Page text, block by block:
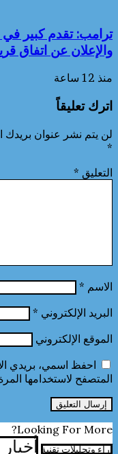
ترامب: تقدم كبير
والإعلان عن اتفاق
منذ 12 ساعة
اترك تعليقاً
لن يتم نشر عنوان بريدك
*
التعليق *
الاسم *
البريد الإلكتروني *
الموقع الإلكتروني
احفظ اسمي، بريدي
المتصفح لاستخدامها
Looking For More?
آراء وتحليلات تقنية